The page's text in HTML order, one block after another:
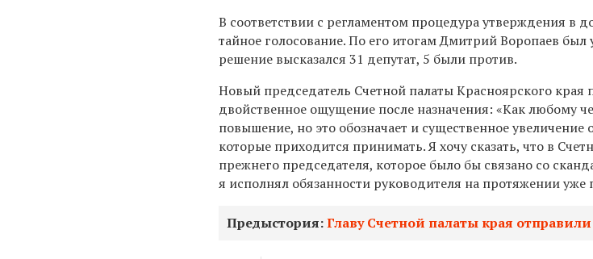
В соответствии с регламентом процедура утверждения в
тайное голосование. По его итогам Дмитрий Воропаев
решение высказался 31 депутат, 5 были против.
Новый председатель Счетной палаты Красноярского края
двойственное ощущение после назначения: «Как любому
повышение, но это обозначает и существенное увеличение
которые приходится принимать. Я хочу сказать, что в
прежнего председателя, которое было бы связано со
я исполнял обязанности руководителя на протяжении уже
Предыстория:Главу Счетной палаты края отправили